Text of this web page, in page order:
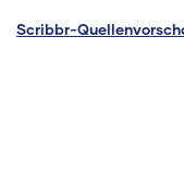
Scribbr-